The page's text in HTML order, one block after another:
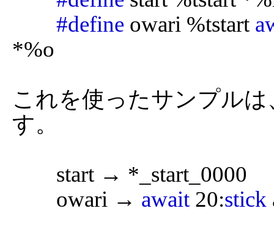
#define owari %tstart
*%o
これを使ったサンプル
す。
	owari →
await 20:stick